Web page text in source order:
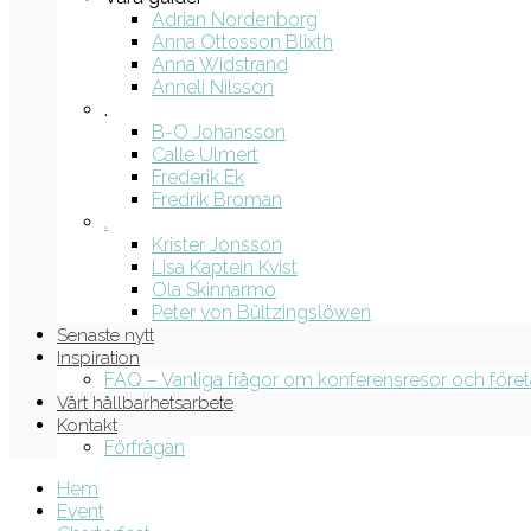
Adrian Nordenborg
Anna Ottosson Blixth
Anna Widstrand
Anneli Nilsson
.
B-O Johansson
Calle Ulmert
Frederik Ek
Fredrik Broman
.
Krister Jonsson
Lisa Kaptein Kvist
Ola Skinnarmo
Peter von Bültzingslöwen
Senaste nytt
Inspiration
FAQ – Vanliga frågor om konferensresor och
Vårt hållbarhetsarbete
Kontakt
Förfrågan
Hem
Event